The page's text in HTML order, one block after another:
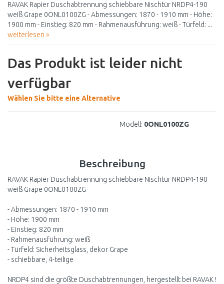
RAVAK Rapier Duschabtrennung schiebbare Nischtür NRDP4-190
weiß Grape 0ONL0100ZG - Abmessungen: 1870 - 1910 mm - Höhe:
1900 mm - Einstieg: 820 mm - Rahmenausführung: weiß - Türfeld: ...
weiterlesen »
Das Produkt ist leider nicht
verfügbar
Wählen Sie bitte eine Alternative
Modell: 0ONL0100ZG
Beschreibung
RAVAK Rapier Duschabtrennung schiebbare Nischtür NRDP4-190
weiß Grape 0ONL0100ZG
- Abmessungen: 1870 - 1910 mm
- Höhe: 1900 mm
- Einstieg: 820 mm
- Rahmenausführung: weiß
- Türfeld: Sicherheitsglass, dekor Grape
- schiebbare, 4-teilige
NRDP4 sind die größte Duschabtrennungen, hergestellt bei RAVAK !